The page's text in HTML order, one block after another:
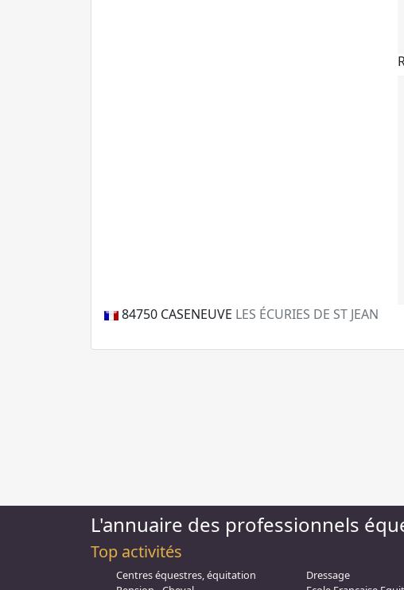
84750 CASENEUVE LES ÉCURIES DE ST JEAN
L'annuaire des professionnels
Top activités
Centres équestres, équitation
Dressage